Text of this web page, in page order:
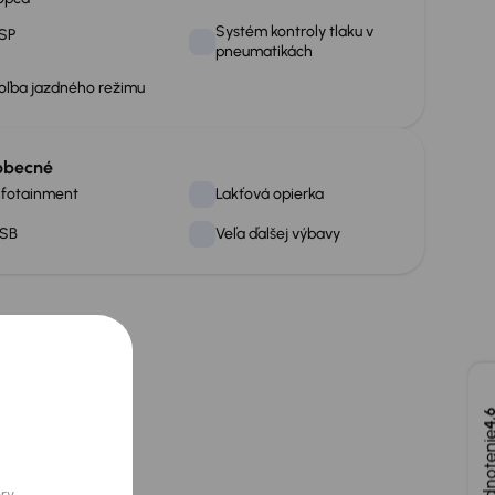
Systém kontroly tlaku v
pneumatikách
jazdného režimu
Lakťová opierka
Veľa ďalšej výbavy